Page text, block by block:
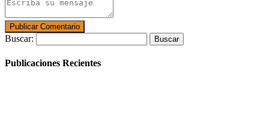
Buscar:
Publicaciones Recientes